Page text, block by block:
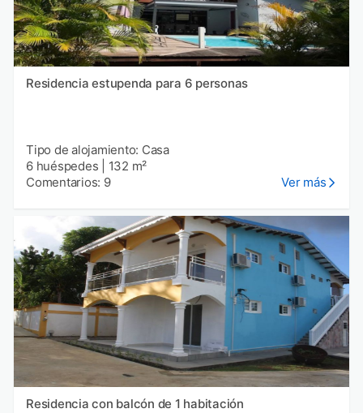
Residencia estupenda para 6 personas
Tipo de alojamiento: Casa
6 huéspedes
132 m²
Comentarios: 9
Ver más
Residencia con balcón de 1 habitación